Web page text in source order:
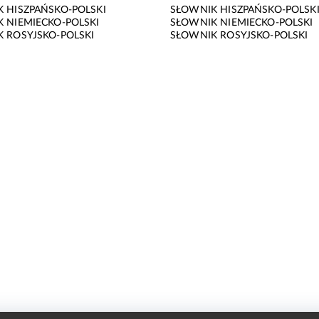
HISZPAŃSKO-POLSKI
NIEMIECKO-POLSKI
ROSYJSKO-POLSKI
SŁOWNIK HISZPAŃSKO-POLSKI
SŁOWNIK NIEMIECKO-POLSKI
SŁOWNIK ROSYJSKO-POLSKI